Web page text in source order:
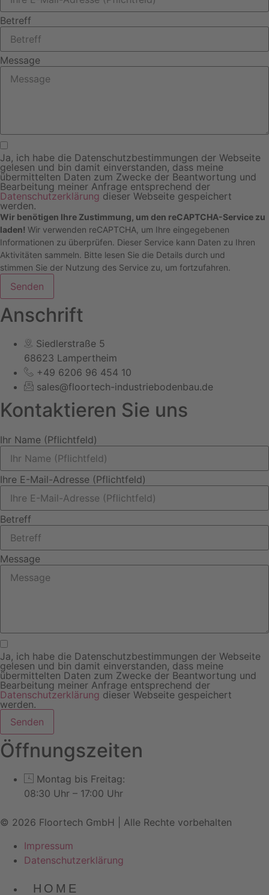
Betreff
Message
Ja, ich habe die Datenschutzbestimmungen der Webseite
gelesen und bin damit einverstanden, dass meine
übermittelten Daten zum Zwecke der Beantwortung und
Bearbeitung meiner Anfrage entsprechend der
Datenschutzerklärung dieser Webseite gespeichert
werden.
Wir benötigen Ihre Zustimmung, um den reCAPTCHA-Service zu
laden! Wir verwenden reCAPTCHA, um Ihre eingegebenen
Informationen zu überprüfen. Dieser Service kann Daten zu Ihren
Aktivitäten sammeln. Bitte lesen Sie die Details durch und
stimmen Sie der Nutzung des Service zu , um fortzufahren.
Senden
Anschrift
Siedlerstraße 5
68623 Lampertheim
+49 6206 96 454 10
sales@floortech-industriebodenbau.de
Kontaktieren Sie uns
Ihr Name (Pflichtfeld)
Ihre E-Mail-Adresse (Pflichtfeld)
Betreff
Message
Ja, ich habe die Datenschutzbestimmungen der Webseite
gelesen und bin damit einverstanden, dass meine
übermittelten Daten zum Zwecke der Beantwortung und
Bearbeitung meiner Anfrage entsprechend der
Datenschutzerklärung dieser Webseite gespeichert
werden.
Senden
Öffnungszeiten
Montag bis Freitag:
08:30 Uhr – 17:00 Uhr
© 2026 Floortech GmbH | Alle Rechte vorbehalten
Impressum
Datenschutz­erklärung
Main
HOME